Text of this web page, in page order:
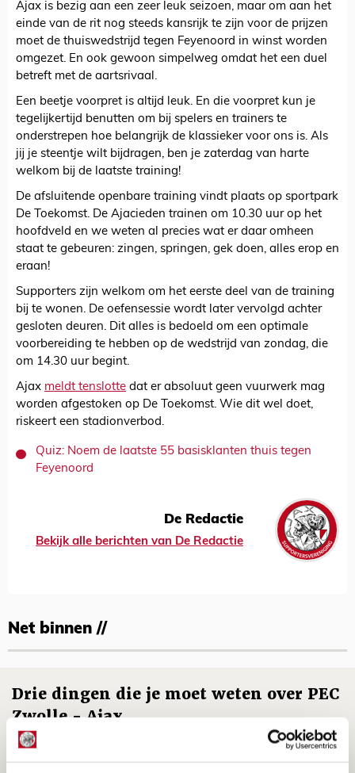
Ajax is bezig aan een zeer leuk seizoen, maar om aan het
einde van de rit nog steeds kansrijk te zijn voor de prijzen
moet de thuiswedstrijd tegen Feyenoord in winst worden
omgezet. En ook gewoon simpelweg omdat het een duel
betreft met de aartsrivaal.
Een beetje voorpret is altijd leuk. En die voorpret kun je
tegelijkertijd benutten om bij spelers en trainers te
onderstrepen hoe belangrijk de klassieker voor ons is. Als
jij je steentje wilt bijdragen, ben je zaterdag van harte
welkom bij de laatste training!
De afsluitende openbare training vindt plaats op sportpark
De Toekomst. De Ajacieden trainen om 10.30 uur op het
hoofdveld en we weten al precies wat er daar omheen
staat te gebeuren: zingen, springen, gek doen, alles erop en
eraan!
Supporters zijn welkom om het eerste deel van de training
bij te wonen. De oefensessie wordt later vervolgd achter
gesloten deuren. Dit alles is bedoeld om een optimale
voorbereiding te hebben op de wedstrijd van zondag, die
om 14.30 uur begint.
Ajax meldt tenslotte dat er absoluut geen vuurwerk mag
worden afgestoken op De Toekomst. Wie dit wel doet,
riskeert een stadionverbod.
Quiz: Noem de laatste 55 basisklanten thuis tegen
Feyenoord
De Redactie
Bekijk alle berichten van De Redactie
Net binnen //
Drie dingen die je moet weten over PEC
Zwolle - Ajax
08 AUGUSTUS 2026 - 12:32